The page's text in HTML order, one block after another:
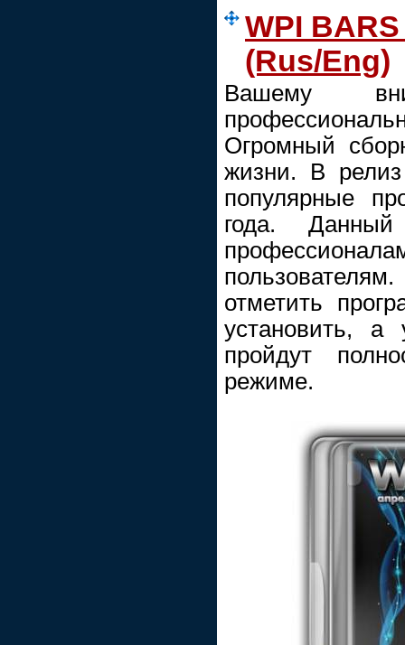
WPI
(Rus/Eng)
Вашему
Огромный
жизни. В
популярные
года.
отметить
установить, а
пройдут
режиме.